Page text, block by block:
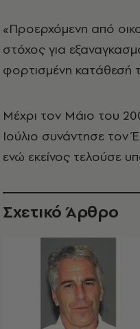
«Προερχόμενη από
στόχος για
φορτισμένη κατάθεσή
Μέχρι τον Μάιο του
Ιούλιο συνάντησε τον
ενώ εκείνος τελούσε
Σχετικό Άρθρο